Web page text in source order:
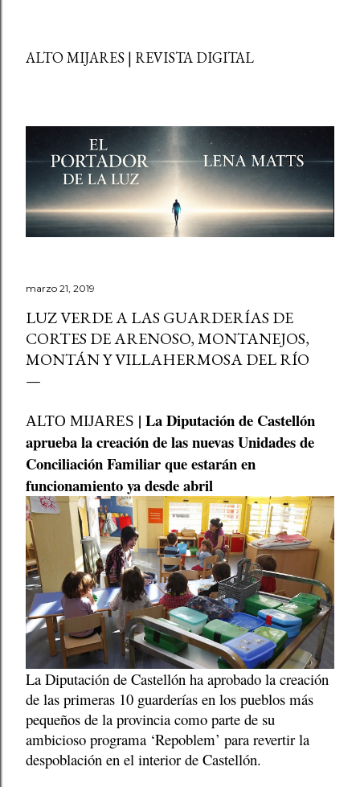
ALTO MIJARES | REVISTA DIGITAL
marzo 21, 2019
LUZ VERDE A LAS GUARDERÍAS DE
CORTES DE ARENOSO, MONTANEJOS,
MONTÁN Y VILLAHERMOSA DEL RÍO
ALTO MIJARES | La Diputación de Castellón
aprueba la creación de las nuevas Unidades de
Conciliación Familiar que estarán en
funcionamiento ya desde abril
La Diputación de Castellón ha aprobado la creación
de las primeras 10 guarderías en los pueblos más
pequeños de la provincia como parte de su
ambicioso programa ‘Repoblem’ para revertir la
despoblación en el interior de Castellón.